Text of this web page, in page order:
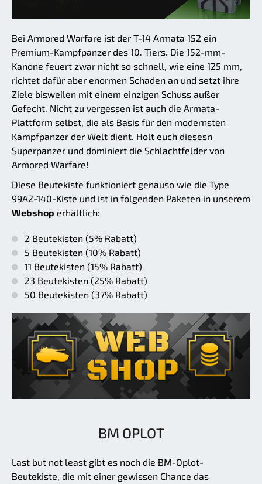
Bei Armored Warfare ist der T-14 Armata 152 ein
Premium-Kampfpanzer des 10. Tiers. Die 152-mm-
Kanone feuert zwar nicht so schnell, wie eine 125 mm,
richtet dafür aber enormen Schaden an und setzt ihre
Ziele bisweilen mit einem einzigen Schuss außer
Gefecht. Nicht zu vergessen ist auch die Armata-
Plattform selbst, die als Basis für den modernsten
Kampfpanzer der Welt dient. Holt euch diesesn
Superpanzer und dominiert die Schlachtfelder von
Armored Warfare!
Diese Beutekiste funktioniert genauso wie die Type
99A2-140-Kiste und ist in folgenden Paketen in unserem
Webshop erhältlich:
2 Beutekisten (5% Rabatt)
5 Beutekisten (10% Rabatt)
11 Beutekisten (15% Rabatt)
23 Beutekisten (25% Rabatt)
50 Beutekisten (37% Rabatt)
BM OPLOT
Last but not least gibt es noch die BM-Oplot-
Beutekiste, die mit einer gewissen Chance das